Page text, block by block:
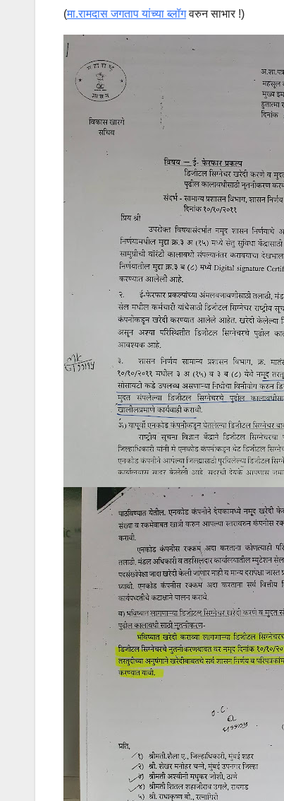
(मा.रामदास जगताप यांच्या ब्लॉगवरुन साभार !)